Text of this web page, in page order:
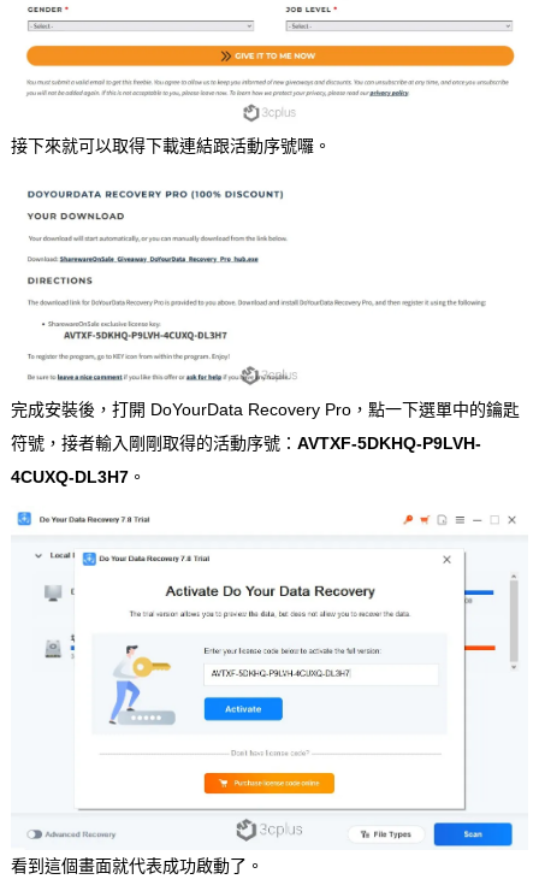
接下來就可以取得下載連結跟活動序號囉。
完成安裝後，打開 DoYourData Recovery Pro，點一下選單中的鑰匙
符號，接者輸入剛剛取得的活動序號： AVTXF-5DKHQ-P9LVH-
4CUXQ-DL3H7。
看到這個畫面就代表成功啟動了。